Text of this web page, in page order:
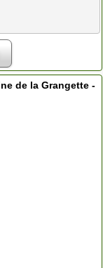
de la Grangette -